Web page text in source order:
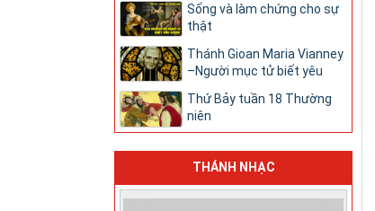
Sống và làm chứng cho sự
thật
Thánh Gioan Maria Vianney
–Người mục tử biết yêu
Thứ Bảy tuần 18 Thường
niên
THÁNH NHẠC